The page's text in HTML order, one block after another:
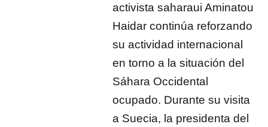
activista saharaui Aminatou
Haidar continúa reforzando
su actividad internacional
en torno a la situación del
Sáhara Occidental
ocupado. Durante su visita
a Suecia, la presidenta del